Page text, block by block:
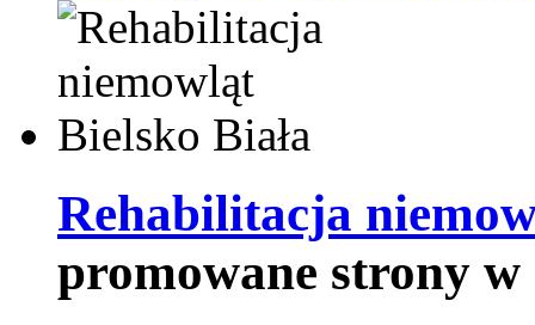
Rehabilitacja
promowane strony